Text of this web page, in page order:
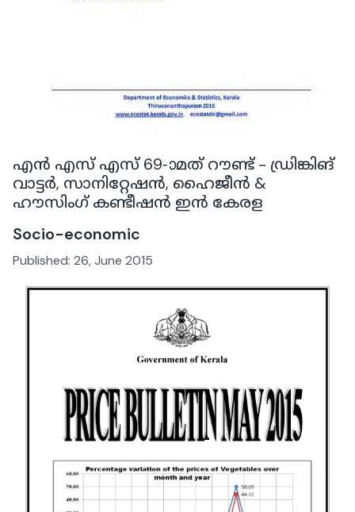
എൻ എസ് എസ് 69-ാമത് റൗണ്ട് - ഡ്രിങ്കിങ്
വാട്ടർ, സാനിറ്റേഷൻ, ഹൈജീൻ &
ഹൗസിംഗ്‌ കണ്ടീഷൻ ഇൻ കേരള
Socio-economic
Published: 26, June 2015